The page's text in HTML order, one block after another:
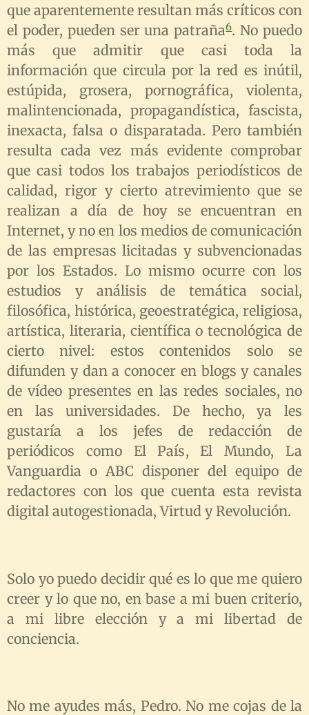
que aparentemente resultan más críticos con
el poder, pueden ser una patraña6. No puedo
más que admitir que casi toda la
información que circula por la red es inútil,
estúpida, grosera, pornográfica, violenta,
malintencionada, propagandística, fascista,
inexacta, falsa o disparatada. Pero también
resulta cada vez más evidente comprobar
que casi todos los trabajos periodísticos de
calidad, rigor y cierto atrevimiento que se
realizan a día de hoy se encuentran en
Internet, y no en los medios de comunicación
de las empresas licitadas y subvencionadas
por los Estados. Lo mismo ocurre con los
estudios y análisis de temática social,
filosófica, histórica, geoestratégica, religiosa,
artística, literaria, científica o tecnológica de
cierto nivel: estos contenidos solo se
difunden y dan a conocer en blogs y canales
de vídeo presentes en las redes sociales, no
en las universidades. De hecho, ya les
gustaría a los jefes de redacción de
periódicos como El País, El Mundo, La
Vanguardia o ABC disponer del equipo de
redactores con los que cuenta esta revista
digital autogestionada, Virtud y Revolución.
Solo yo puedo decidir qué es lo que me quiero
creer y lo que no, en base a mi buen criterio,
a mi libre elección y a mi libertad de
conciencia.
No me ayudes más, Pedro. No me cojas de la